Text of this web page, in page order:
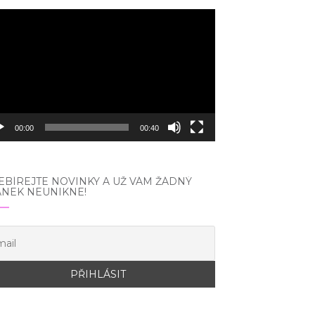
00:00 00:40
NOVINKY A UŽ VÁM ŽÁDNÝ
NEUNIKNE!